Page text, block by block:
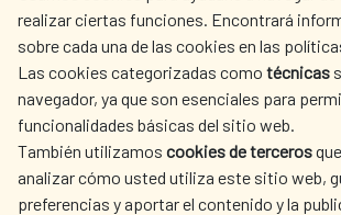
realizar ciertas funciones. Encontrará
sobre cada una de las cookies en las
Las cookies categorizadas como técnicas
navegador, ya que son esenciales para
funcionalidades básicas del sitio web.
También utilizamos cookies de terceros
analizar cómo usted utiliza este sitio web,
preferencias y aportar el contenido y la
AECID
WHERE DO
SPANISH HUMANITARIAN
ACTION
CULTURE AND SCIENCE